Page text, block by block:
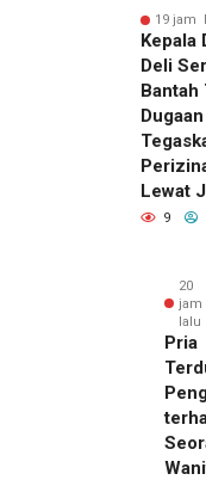
19 jam
Kepala
Deli
Bantah
Lewat
9
20
jam
lalu
Pria